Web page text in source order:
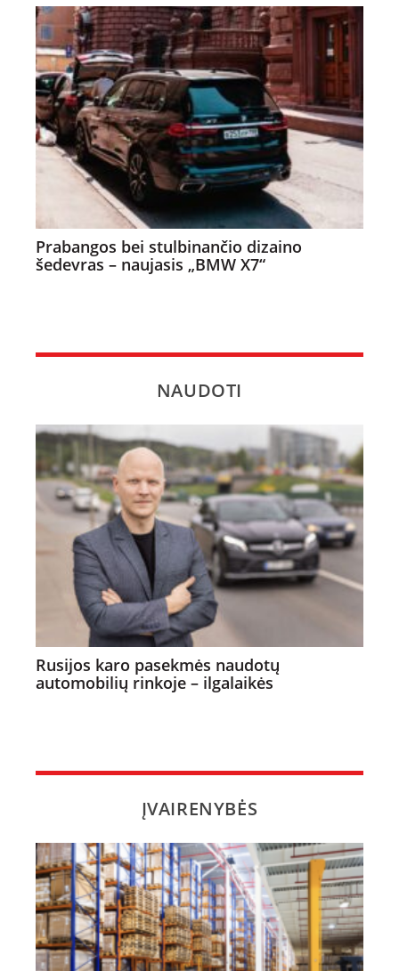
Prabangos bei stulbinančio dizaino
šedevras – naujasis „BMW X7“
NAUDOTI
Rusijos karo pasekmės naudotų
automobilių rinkoje – ilgalaikės
ĮVAIRENYBĖS